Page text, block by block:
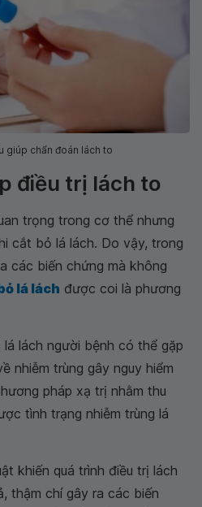
giúp chẩn đoán lách to
điều trị lách to
trọng trong cơ thể nhưng
cắt bỏ lá lách. Do vậy, trong
các biến chứng mà không
lá lách được coi là phương
lách người bệnh có thể gặp
nhiễm trùng gây nguy hiểm
pháp xạ trị nhằm thu
tình trạng nhiễm trùng lá
khiến quá trình điều trị lách
thậm chí gây ra các biến